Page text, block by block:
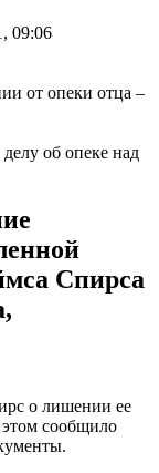
09:06
об опеке над
Спирса
о лишении ее
сообщило